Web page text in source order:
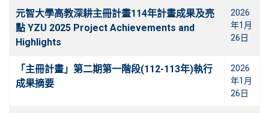
文章
元智大學高教深耕主冊計畫114年計畫成果及亮
點 YZU 2025 Project Achievements and
Highlights
2026
年1月
26日
「主冊計畫」第二期第一階段(112-113年)執行
成果摘要
2026
年1月
26日